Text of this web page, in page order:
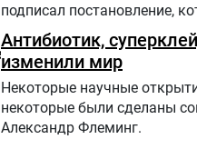
подписал постановление,
Антибиотик,
изменили мир
Некоторые научные
некоторые были сделаны
Александр Флеминг.